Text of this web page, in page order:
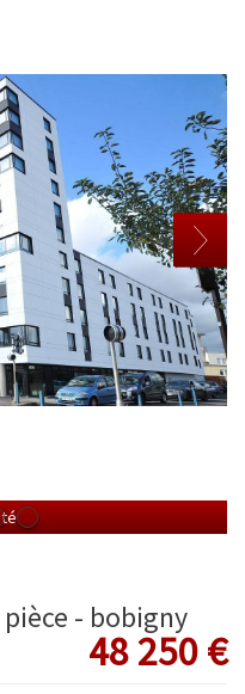
pièce - bobigny
48 250€